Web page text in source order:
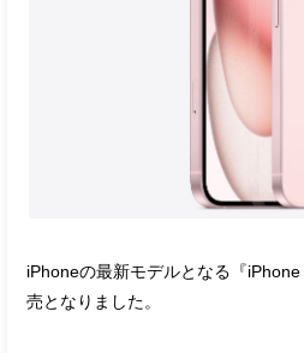
iPhoneの最新モデルとなる『
売となりました。